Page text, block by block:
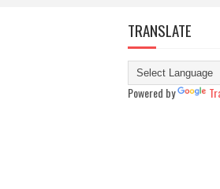
TRANSLATE
Powered by